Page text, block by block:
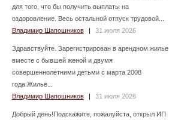
для того, что бы получить выплаты на
оздоровление. Весь остальной отпуск трудовой...
Владимир Шапошников
| 31 июля 2026
Здравствуйте. Зарегистрирован в арендном жилье
вместе с бывшей женой и двумя
совершеннолетними детьми с марта 2008
года.Жильё...
Владимир Шапошников
| 31 июля 2026
Добрый день!Подскажите, пожалуйста, открыл ИП